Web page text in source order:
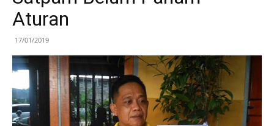
Aturan
17/01/2019